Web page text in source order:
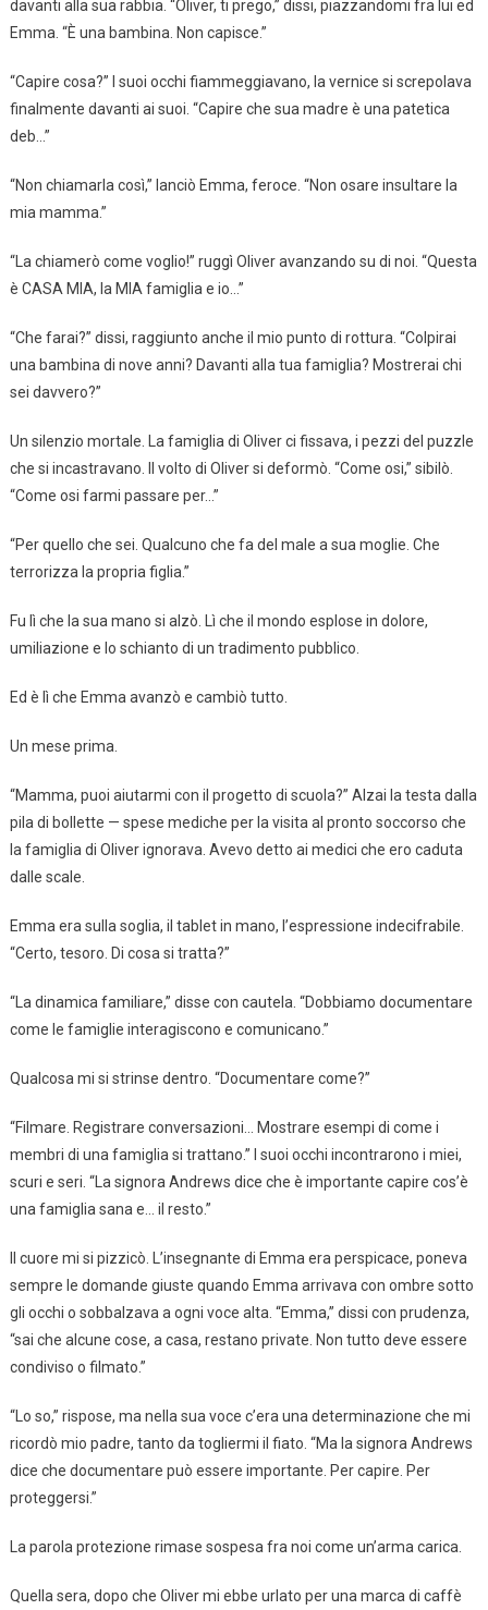
davanti alla sua rabbia. “Oliver, ti prego,” dissi, piazzandomi fra lui ed
Emma. “È una bambina. Non capisce.”
“Capire cosa?” I suoi occhi fiammeggiavano, la vernice si screpolava
finalmente davanti ai suoi. “Capire che sua madre è una patetica
deb…”
“Non chiamarla così,” lanciò Emma, feroce. “Non osare insultare la
mia mamma.”
“La chiamerò come voglio!” ruggì Oliver avanzando su di noi. “Questa
è CASA MIA, la MIA famiglia e io…”
“Che farai?” dissi, raggiunto anche il mio punto di rottura. “Colpirai
una bambina di nove anni? Davanti alla tua famiglia? Mostrerai chi
sei davvero?”
Un silenzio mortale. La famiglia di Oliver ci fissava, i pezzi del puzzle
che si incastravano. Il volto di Oliver si deformò. “Come osi,” sibilò.
“Come osi farmi passare per…”
“Per quello che sei. Qualcuno che fa del male a sua moglie. Che
terrorizza la propria figlia.”
Fu lì che la sua mano si alzò. Lì che il mondo esplose in dolore,
umiliazione e lo schianto di un tradimento pubblico.
Ed è lì che Emma avanzò e cambiò tutto.
Un mese prima.
“Mamma, puoi aiutarmi con il progetto di scuola?” Alzai la testa dalla
pila di bollette — spese mediche per la visita al pronto soccorso che
la famiglia di Oliver ignorava. Avevo detto ai medici che ero caduta
dalle scale.
Emma era sulla soglia, il tablet in mano, l’espressione indecifrabile.
“Certo, tesoro. Di cosa si tratta?”
“La dinamica familiare,” disse con cautela. “Dobbiamo documentare
come le famiglie interagiscono e comunicano.”
Qualcosa mi si strinse dentro. “Documentare come?”
“Filmare. Registrare conversazioni… Mostrare esempi di come i
membri di una famiglia si trattano.” I suoi occhi incontrarono i miei,
scuri e seri. “La signora Andrews dice che è importante capire cos’è
una famiglia sana e… il resto.”
Il cuore mi si pizzicò. L’insegnante di Emma era perspicace, poneva
sempre le domande giuste quando Emma arrivava con ombre sotto
gli occhi o sobbalzava a ogni voce alta. “Emma,” dissi con prudenza,
“sai che alcune cose, a casa, restano private. Non tutto deve essere
condiviso o filmato.”
“Lo so,” rispose, ma nella sua voce c’era una determinazione che mi
ricordò mio padre, tanto da togliermi il fiato. “Ma la signora Andrews
dice che documentare può essere importante. Per capire. Per
proteggersi.”
La parola protezione rimase sospesa fra noi come un’arma carica.
Quella sera, dopo che Oliver mi ebbe urlato per una marca di caffè